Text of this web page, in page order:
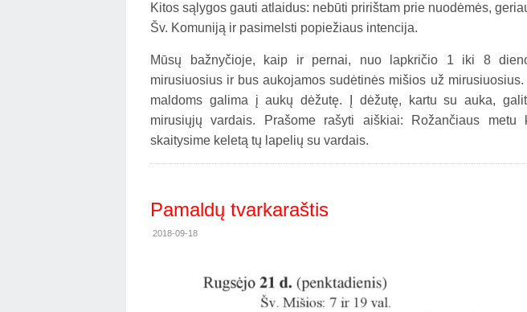
Kitos sąlygos gauti atlaidus: nebūti pririštam prie nuodėmės,
Šv. Komuniją ir pasimelsti popiežiaus intencija.
Mūsų bažnyčioje, kaip ir pernai, nuo lapkričio 1 iki 8
mirusiuosius ir bus aukojamos sudėtinės mišios už
maldoms galima į aukų dėžutę. Į dėžutę, kartu su auka,
mirusiųjų vardais. Prašome rašyti aiškiai: Rožančiaus metu
skaitysime keletą tų lapelių su vardais.
Pamaldų tvarkaraštis
2018-09-18